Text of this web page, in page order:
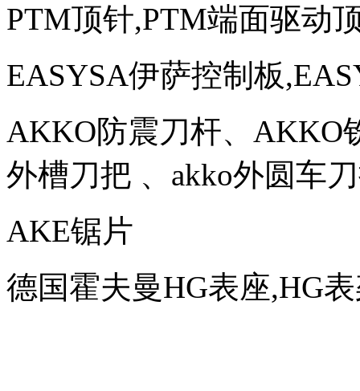
PTM顶针,PTM端面驱动
EASYSA伊萨控制板
AKKO防震刀杆、AKKO
外槽刀把 、akko外圆车
AKE锯片
德国霍夫曼HG表座,HG